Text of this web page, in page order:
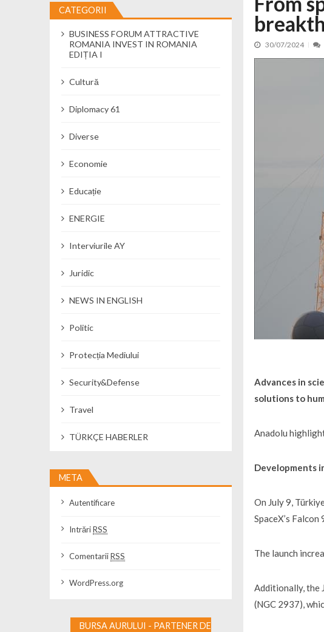
Cseke Attila: Am creat, până în prezent, peste
Încă o creșă modernă pentru Alba: 40 de locuri noi
30/07/2024
Advances in
solutions to
Anadolu
Developments
On July 9,
SpaceX’s
The launch
Additionally, the
(NGC 2937),
CATEGORII
BUSINESS FORUM ATTRACTIVE
ROMANIA INVEST IN ROMANIA
EDIȚIA I
Cultură
Diplomacy 61
Diverse
Economie
Educație
ENERGIE
Interviurile AY
Juridic
NEWS IN ENGLISH
Politic
Protecția Mediului
Security&Defense
Travel
TÜRKÇE HABERLER
META
Autentificare
IntrăriRSS
ComentariiRSS
WordPress.org
BURSA AURULUI - PARTENER DE